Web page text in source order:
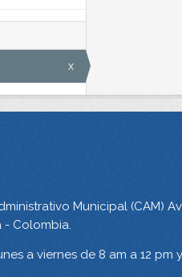
x
Municipal (CAM)
- Colombia.
a viernes de 8 am a 12 pm